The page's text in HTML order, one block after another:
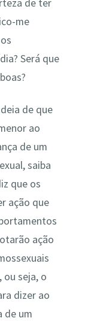
de ter
me
Será que
de que
ao
de um
saiba
que os
ação que
ação
seja, o
dizer ao
de um